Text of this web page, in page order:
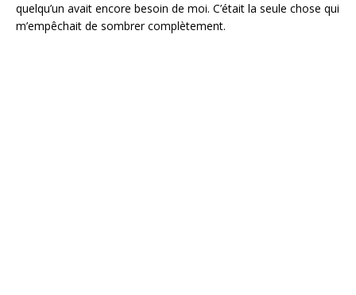
quelqu’un avait encore besoin de moi. C’était la seule chose qui
m’empêchait de sombrer complètement.